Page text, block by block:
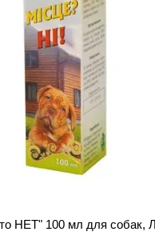
НЕТ" 100 мл для собак,